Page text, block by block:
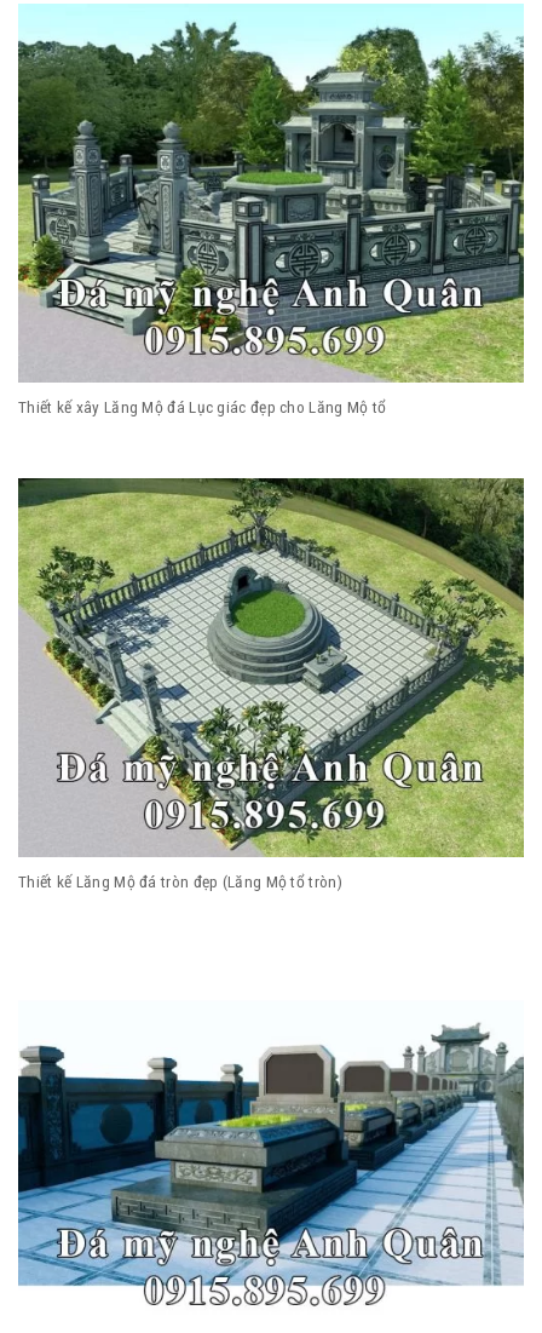
Thiết kế xây Lăng Mộ đá Lục giác đẹp cho Lăng Mộ tổ
Thiết kế Lăng Mộ đá tròn đẹp (Lăng Mộ tổ tròn)